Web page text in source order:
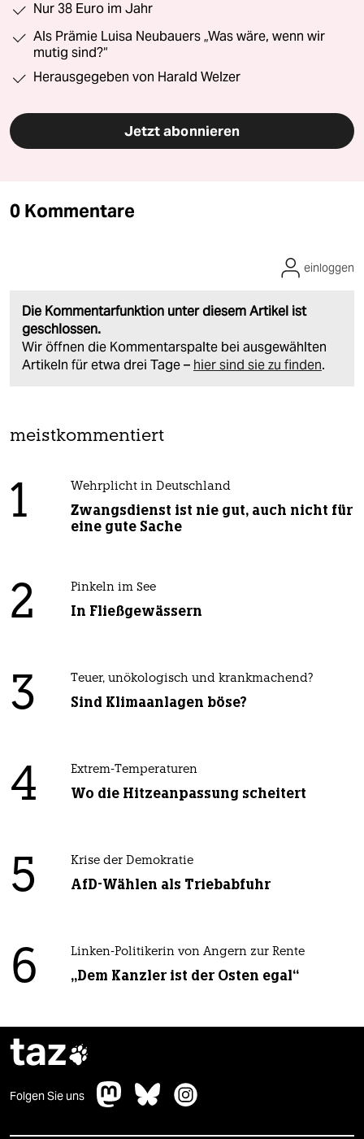
Nur 38 Euro im Jahr
Als Prämie Luisa Neubauers „Was wäre, wenn wir
mutig sind?“
Herausgegeben von Harald Welzer
Jetzt abonnieren
0 Kommentare
Die Kommentarfunktion unter diesem Artikel ist
geschlossen.
Wir öffnen die Kommentarspalte bei ausgewählten
Artikeln für etwa drei Tage – hier sind sie zu finden.
einloggen
meistkommentiert
1 Wehrplicht in Deutschland
Zwangsdienst ist nie gut, auch nicht für
eine gute Sache
2 Pinkeln im See
In Fließgewässern
3 Teuer, unökologisch und krankmachend?
Sind Klimaanlagen böse?
4 Extrem-Temperaturen
Wo die Hitzeanpassung scheitert
5 Krise der Demokratie
AfD-Wählen als Triebabfuhr
6 Linken-Politikerin von Angern zur Rente
„Dem Kanzler ist der Osten egal“
taz
Folgen Sie uns